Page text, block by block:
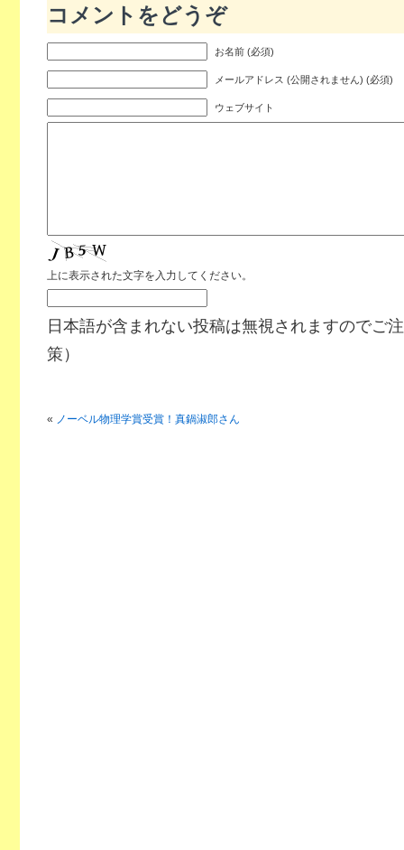
コメントをどうぞ
お名前 (必須)
メールアドレス (公開されません) (必須)
ウェブサイト
上に表示された文字を入力してください。
日本語が含まれない投稿は無視されますのでご
策）
« ノーベル物理学賞受賞！真鍋淑郎さん